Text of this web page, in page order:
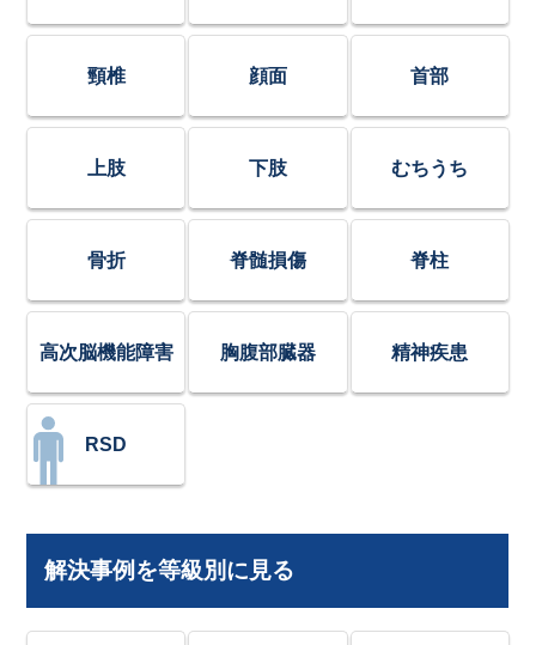
頸椎 顔面 首部
上肢 下肢 むちうち
骨折 脊髄損傷 脊柱
高次脳機能障害 胸腹部臓器 精神疾患
RSD
解決事例を等級別に見る